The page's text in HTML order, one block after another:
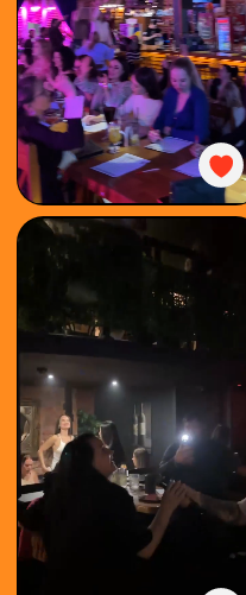
БИЛЕТ
КАК
Номер телефона
+7 (996)
91-78